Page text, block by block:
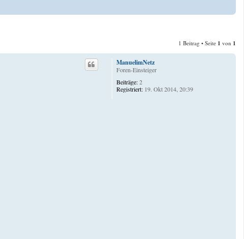
1 Beitrag • Seite 1 von 1
ManuelimNetz
Foren-Einsteiger
Beiträge:2
Registriert: 19. Okt 2014, 20:39